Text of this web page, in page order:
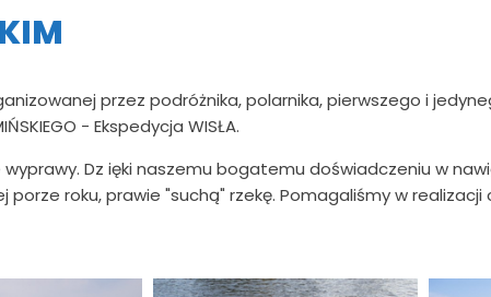
przez podróżnika, polarnika, pierwszego i
- Ekspedycja WISŁA.
Dz ięki naszemu bogatemu doświadczeniu w
roku, prawie "suchą" rzekę. Pomagaliśmy w